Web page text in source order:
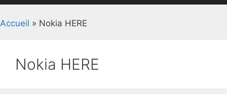
Accueil » Nokia HERE
Nokia HERE